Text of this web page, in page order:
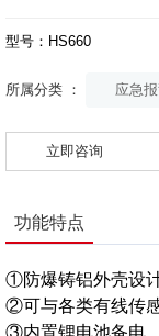
型号：HS660
所属分类 ： 应急
立即咨询
功能特点
①防爆铸铝外壳设
②可与各类有线传
③内置锂电池备电